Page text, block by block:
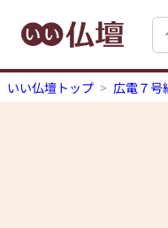
いい仏壇トップ 広電７号